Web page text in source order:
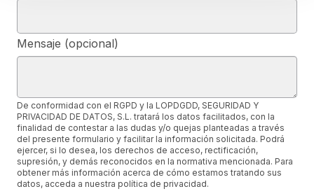
Mensaje (opcional)
De conformidad con el RGPD y la LOPDGDD, SEGURIDAD Y
PRIVACIDAD DE DATOS, S.L. tratará los datos facilitados, con la
finalidad de contestar a las dudas y/o quejas planteadas a través
del presente formulario y facilitar la información solicitada. Podrá
ejercer, si lo desea, los derechos de acceso, rectificación,
supresión, y demás reconocidos en la normativa mencionada. Para
obtener más información acerca de cómo estamos tratando sus
datos, acceda a nuestra política de privacidad.